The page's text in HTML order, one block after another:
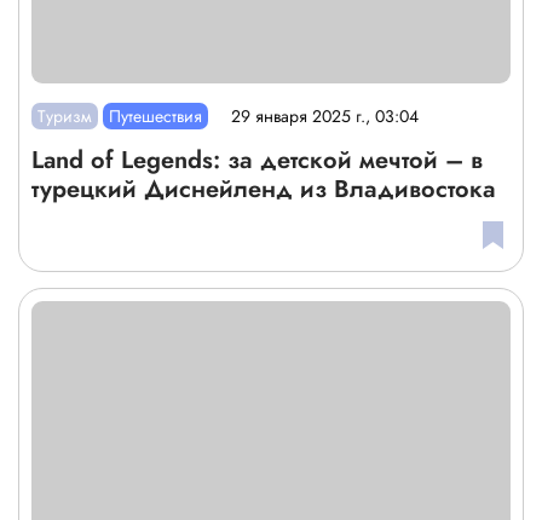
Туризм Путешествия 29 января 2025 г., 03:04
Land of Legends: за детской мечтой – в
турецкий Диснейленд из Владивостока